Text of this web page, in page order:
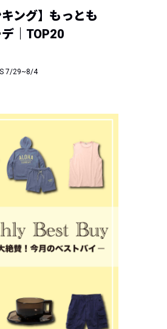
キング】もっとも
｜TOP20
7/29~8/4